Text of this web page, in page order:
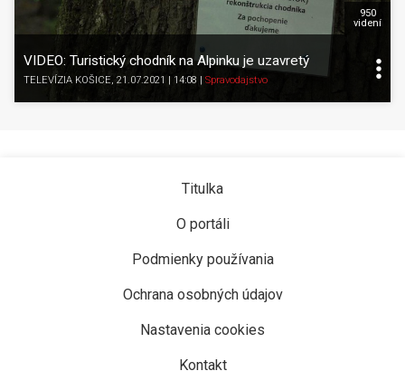
VIDEO: Turistický chodník na Alpinku je uzavretý
TELEVÍZIA KOŠICE , 21.07.2021 | 14:08 | Spravodajstvo
950
videní
Titulka
O portáli
Podmienky používania
Ochrana osobných údajov
Nastavenia cookies
Kontakt